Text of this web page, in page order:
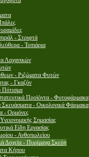
- Στριφτά
- Τοπιάρια
Λαχανικών
- Ριζώματα Φυτών
- Γκαζόν
Πότισμα
Προϊόντα - Φυτοφάρμακα
Σκευάσματα - Οικολογικά Φάρμακα
- Ορμόνες
Σημασίας
Είδη Εργασίας
- Ανθοπωλείου
Δοχεία - Πυρίμαχα Σκεύη
Κήπου